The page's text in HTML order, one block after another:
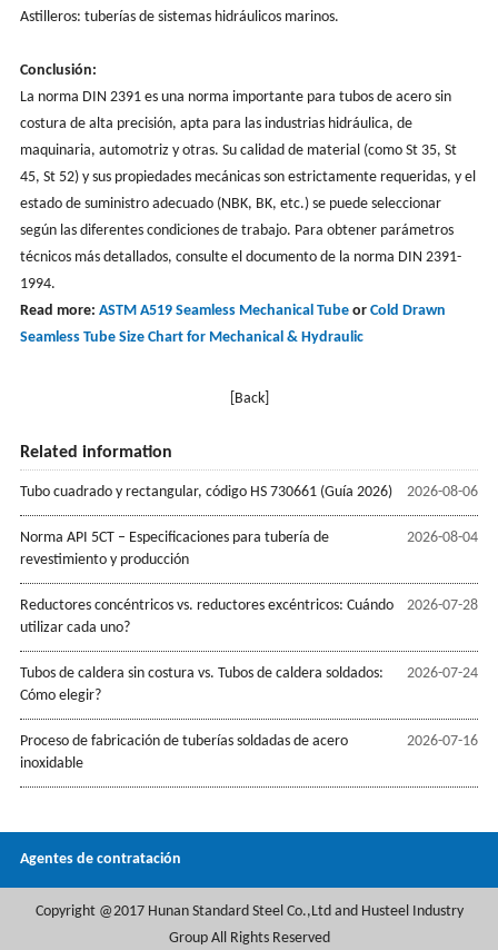
Astilleros: tuberías de sistemas hidráulicos marinos.
Conclusión:
La norma DIN 2391 es una norma importante para tubos de acero sin
costura de alta precisión, apta para las industrias hidráulica, de
maquinaria, automotriz y otras. Su calidad de material (como St 35, St
45, St 52) y sus propiedades mecánicas son estrictamente requeridas, y el
estado de suministro adecuado (NBK, BK, etc.) se puede seleccionar
según las diferentes condiciones de trabajo. Para obtener parámetros
técnicos más detallados, consulte el documento de la norma DIN 2391-
1994.
Read more: ASTM A519 Seamless Mechanical Tubeor Cold Drawn
Seamless Tube Size Chart for Mechanical & Hydraulic
[Back]
Related information
2026-08-06
Tubo cuadrado y rectangular, código HS 730661 (Guía 2026)
2026-08-04
Norma API 5CT – Especificaciones para tubería de
revestimiento y producción
2026-07-28
Reductores concéntricos vs. reductores excéntricos: Cuándo
utilizar cada uno?
2026-07-24
Tubos de caldera sin costura vs. Tubos de caldera soldados:
Cómo elegir?
2026-07-16
Proceso de fabricación de tuberías soldadas de acero
inoxidable
Agentes de contratación
Copyright @2017 Hunan Standard Steel Co.,Ltd and Husteel Industry
Group All Rights Reserved